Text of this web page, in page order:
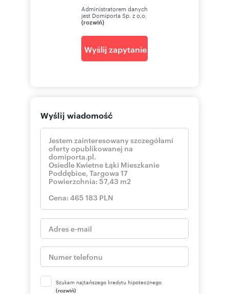
Administratorem danych
jest Domiporta Sp. z o.o.
(rozwiń)
Wyślij zapytanie
Wyślij wiadomość
Szukam najtańszego kredytu hipotecznego
(rozwiń)